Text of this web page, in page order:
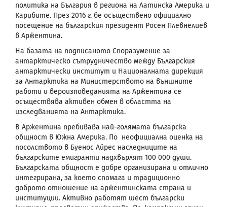
политика на България в региона на Латинска Америка и
Карибите. През 2016 г. бе осъществено официално
посещение на българския президент Росен Плевнелиев
в Аржентина.
На базата на подписаното Споразумение за
антарктическо сътрудничество между Българския
антарктически институт и Националната дирекция
за Антарктика на Министерството на външните
работи и вероизповеданията на Аржентина се
осъществява активен обмен в областта на
изследванията на Антарктика.
В Аржентина пребивава най-голямата българска
общност в Южна Америка. По неофициална оценка на
посолството в Буенос Айрес наследниците на
българските емигранти надхвърлят 100 000 души.
Българската общност е добре организирана и отлично
интегрирана, за което спомага и традиционно
доброто отношение на аржентинската страна и
институции. Активно работят шест български